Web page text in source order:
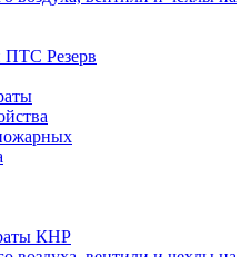
Резерв
КНР